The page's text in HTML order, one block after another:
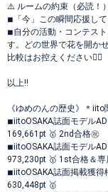
⚠️ ルームの約束（必読！）
◾︎「今」この瞬間応援し
◾︎自分の活動・コンテス
す。どの世界で花を開か
比較はお控えください🙇‍♀️
以上‼️
《ゆめのんの歴史》＊iito
◾︎iitoOSAKA誌面モデル
169,661pt 🥇 2nd合格㊗️
◾︎iitoOSAKA誌面モデル
973,230pt 🥇 1st合格＆専
◾︎iitoOSAKA誌面掲載獲得
630,448pt 🥇